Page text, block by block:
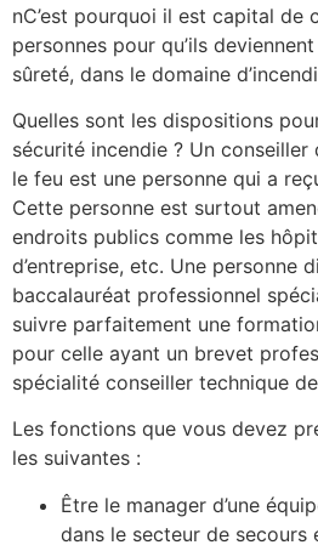
nC’est pourquoi il est capital de
personnes pour qu’ils
sûreté, dans le domaine
Quelles sont les dispositions
sécurité incendie ? Un
le feu est une personne qui a
Cette personne est surtout
endroits publics comme les
d’entreprise, etc. Une personne
baccalauréat professionnel
suivre parfaitement une
pour celle ayant un brevet
spécialité conseiller technique
Les fonctions que vous devez
les suivantes :
Être le manager d’une
dans le secteur de secours